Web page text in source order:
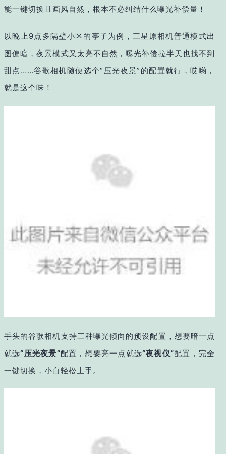
能一键切换且画风自然，根本不必纠结什么曝光补偿量！
以晚上9点多隔壁小区的亭子为例，三星原相机普通模式出
图偏暗，夜景模式又太亮不自然，曝光补偿拉半天也找不到
甜点……谷歌相机随便选个“压光夜景”的配置就行，哎哟，
就是这个味！
手头的谷歌相机支持三种曝光倾向的预设配置，想要暗一点
就选“压光夜景”配置，想要亮一点就选“夜视仪”配置，完全
一键切换，小白轻松上手。